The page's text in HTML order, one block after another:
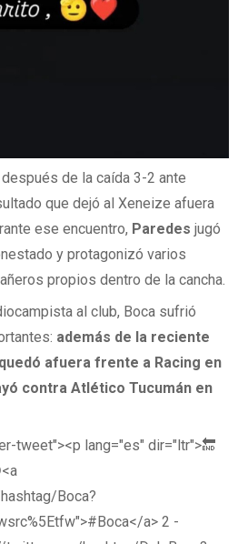
de la caída 3-2 ante
que dejó al Xeneize afuera
ese encuentro, Paredes jugó
y protagonizó varios
propios dentro de la cancha.
al club, Boca sufrió
además de la reciente
afuera frente a Racing en
contra Atlético Tucumán en
tweet"><p lang="es" dir="ltr">🔚
Boca?
a> 2 -